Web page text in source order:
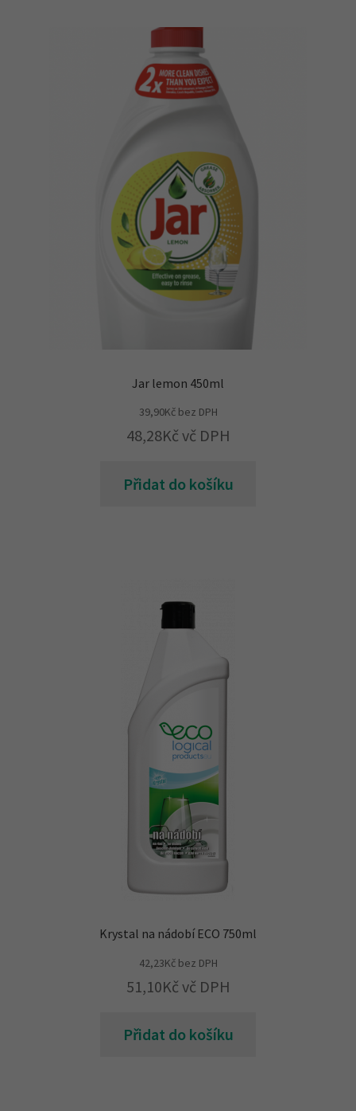
Jar lemon 450ml
39,90Kčbez DPH
48,28Kč vč DPH
Přidat do košíku
Krystal na nádobí ECO 750ml
42,23Kčbez DPH
51,10Kč vč DPH
Přidat do košíku